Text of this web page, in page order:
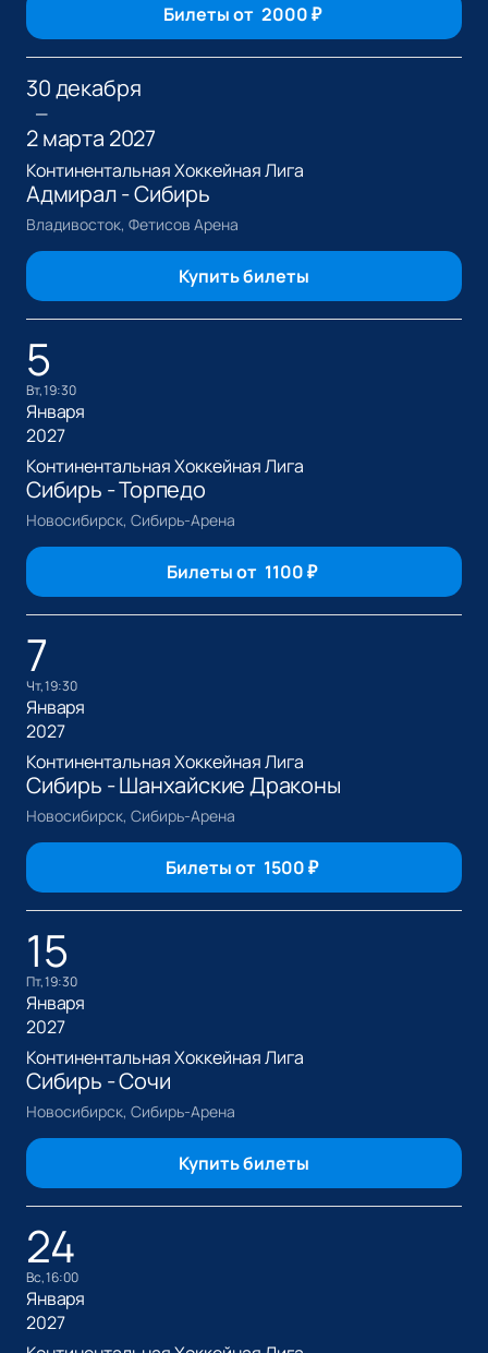
Билеты от 2000₽
30 декабря
—
2 марта 2027
Континентальная Хоккейная Лига
Адмирал - Сибирь
Владивосток, Фетисов Арена
Купить билеты
5
вт, 19:30
Января
2027
Континентальная Хоккейная Лига
Сибирь - Торпедо
Новосибирск, Сибирь-Арена
Билеты от 1100₽
7
чт, 19:30
Января
2027
Континентальная Хоккейная Лига
Сибирь - Шанхайские Драконы
Новосибирск, Сибирь-Арена
Билеты от 1500₽
15
пт, 19:30
Января
2027
Континентальная Хоккейная Лига
Сибирь - Сочи
Новосибирск, Сибирь-Арена
Купить билеты
24
вс, 16:00
Января
2027